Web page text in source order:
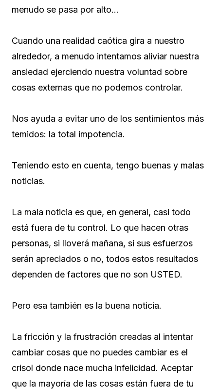
menudo se pasa por alto…
Cuando una realidad caótica gira a nuestro
alrededor, a menudo intentamos aliviar nuestra
ansiedad ejerciendo nuestra voluntad sobre
cosas externas que no podemos controlar.
Nos ayuda a evitar uno de los sentimientos más
temidos: la total impotencia.
Teniendo esto en cuenta, tengo buenas y malas
noticias.
La mala noticia es que, en general, casi todo
está fuera de tu control. Lo que hacen otras
personas, si lloverá mañana, si sus esfuerzos
serán apreciados o no, todos estos resultados
dependen de factores que no son USTED.
Pero esa también es la buena noticia.
La fricción y la frustración creadas al intentar
cambiar cosas que no puedes cambiar es el
crisol donde nace mucha infelicidad. Aceptar
que la mayoría de las cosas están fuera de tu